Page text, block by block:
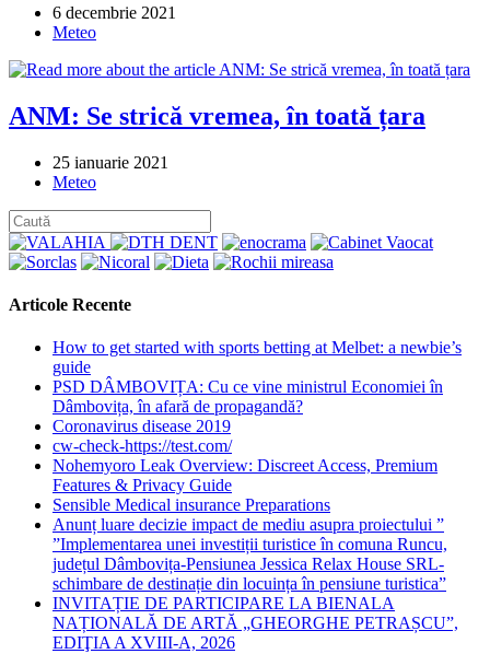
Post
published:
6 decembrie 2021
Post
Meteo
ANM: Se strică vremea, în toată țara
Post
published:
25 ianuarie 2021
Post
Meteo
Articole Recente
How to get started with sports betting at Melbet: a newbie’s
guide
PSD DÂMBOVIȚA: Cu ce vine ministrul Economiei în
Dâmbovița, în afară de propagandă?
Coronavirus disease 2019
cw-check-https://test.com/
Nohemyoro Leak Overview: Discreet Access, Premium
Features & Privacy Guide
Sensible Medical insurance Preparations
Anunț luare decizie impact de mediu asupra proiectului ”
”Implementarea unei investiții turistice în comuna Runcu,
județul Dâmbovița-Pensiunea Jessica Relax House SRL-
schimbare de destinație din locuința în pensiune turistica”
INVITAȚIE DE PARTICIPARE LA BIENALA
NAȚIONALĂ DE ARTĂ „GHEORGHE PETRAȘCU”,
EDIŢIA A XVIII-A, 2026